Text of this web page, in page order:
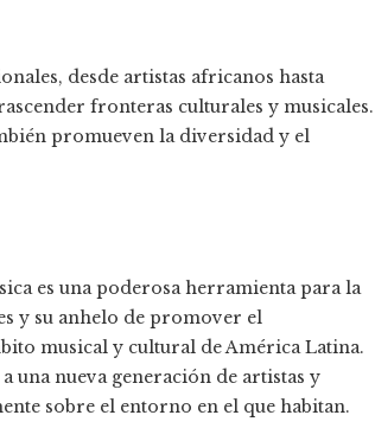
desde artistas africanos hasta
fronteras culturales y musicales.
promueven la diversidad y el
es una poderosa herramienta para la
y su anhelo de promover el
musical y cultural de América Latina.
una nueva generación de artistas y
sobre el entorno en el que habitan.